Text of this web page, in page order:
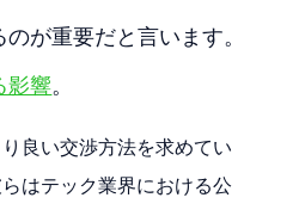
が重要だと言います。
影響。
良い交渉方法を求めてい
はテック業界における公